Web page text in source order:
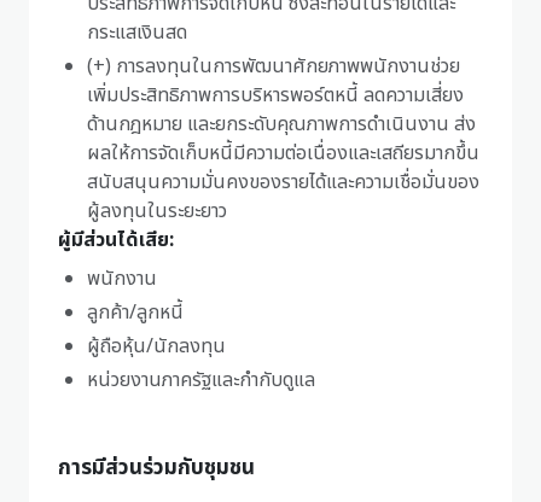
กระแสเงินสด
(+) การลงทุนในการพัฒนาศักยภาพพนักงานช่วย
เพิ่มประสิทธิภาพการบริหารพอร์ตหนี้ ลดความเสี่ยง
ด้านกฎหมาย และยกระดับคุณภาพการดำเนินงาน ส่ง
ผลให้การจัดเก็บหนี้มีความต่อเนื่องและเสถียรมากขึ้น
สนับสนุนความมั่นคงของรายได้และความเชื่อมั่นของ
ผู้ลงทุนในระยะยาว
ผู้มีส่วนได้เสีย:
พนักงาน
ลูกค้า/ลูกหนี้
ผู้ถือหุ้น/นักลงทุน
หน่วยงานภาครัฐและกำกับดูแล
การมีส่วนร่วมกับชุมชน